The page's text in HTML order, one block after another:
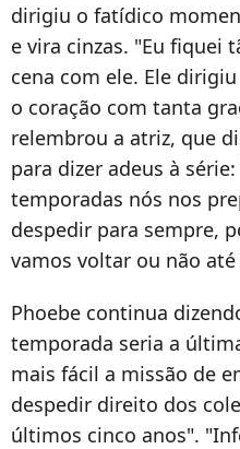
dirigiu o fatídico
e vira cinzas. "Eu fiquei
cena com ele. Ele
o coração com tanta
relembrou a atriz, que
para dizer adeus à
temporadas nós nos
despedir para sempre,
vamos voltar ou não
Phoebe continua
temporada seria a
mais fácil a missão de
despedir direito dos
últimos cinco anos".